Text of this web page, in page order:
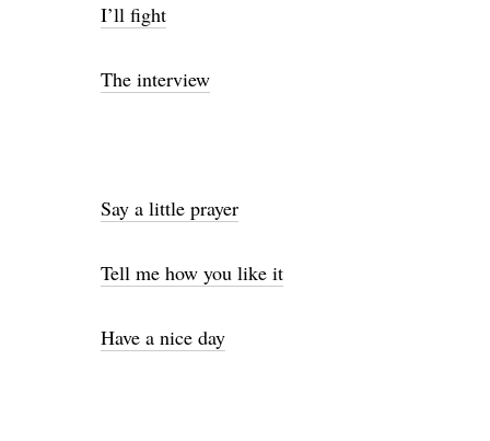
I’ll fight
The interview
Say a little prayer
Tell me how you like it
Have a nice day